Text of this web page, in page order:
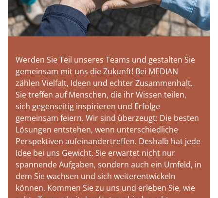
Werden Sie Teil unseres Teams und gestalten Sie
gemeinsam mit uns die Zukunft! Bei MEDIAN
zählen Vielfalt, Ideen und echter Zusammenhalt.
Sie treffen auf Menschen, die ihr Wissen teilen,
sich gegenseitig inspirieren und Erfolge
gemeinsam feiern. Wir sind überzeugt: Die besten
Lösungen entstehen, wenn unterschiedliche
Perspektiven aufeinandertreffen. Deshalb hat jede
Idee bei uns Gewicht. Sie erwartet nicht nur
spannende Aufgaben, sondern auch ein Umfeld, in
dem Sie wachsen und sich weiterentwickeln
können. Kommen Sie zu uns und erleben Sie, wie